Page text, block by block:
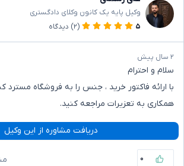
وکیل پایه یک کانون وکلای دادگستری
۵
(۲) دیدگاه
۲ سال پیش
سلام و احترام
با ارائه فاکتور خرید ، جنس را به فروشگاه
همکاری به تعزیرات مراجعه کنید.
دریافت مشاوره از این وکیل
۰